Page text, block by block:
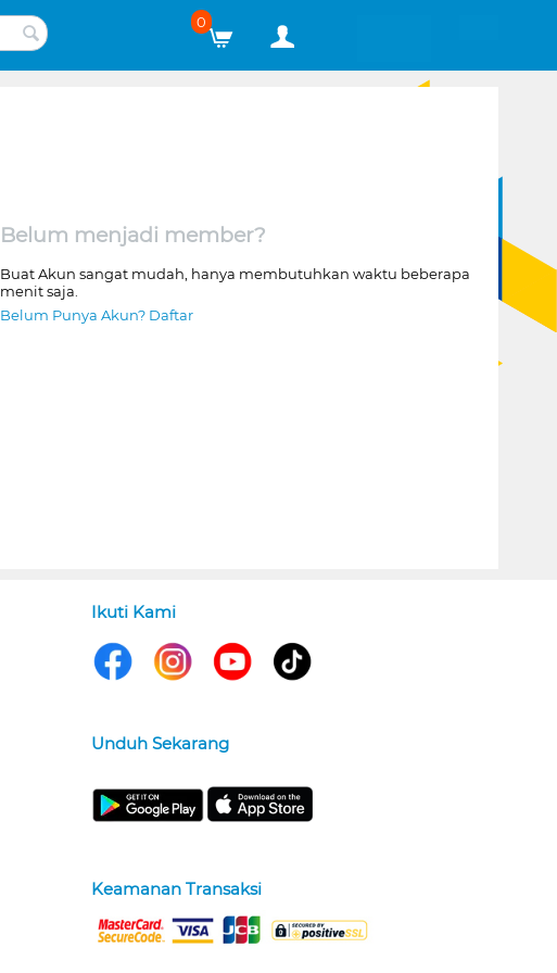
0
Belum menjadi member?
Buat Akun sangat mudah, hanya membutuhkan waktu beberapa
menit saja.
Belum Punya Akun? Daftar
Ikuti Kami
Unduh Sekarang
Keamanan Transaksi